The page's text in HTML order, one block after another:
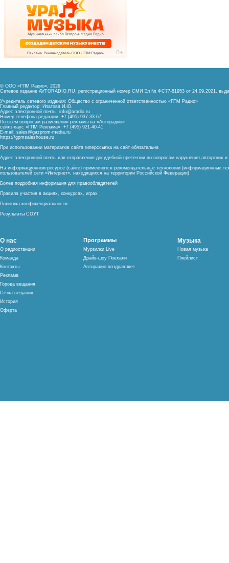
© ООО «ГПМ Радио», 2026
Сетевое издание AVTORADIO.RU, регистрационный номер СМИ Эл № ФС77-81953 от 24.09.2021,
Учредитель сетевого издания: Общество с ограниченной ответственностью «ГПМ Радио»
Главный редактор: Ипатова И.Ю.
Адрес электронной почты: info@aradio.ru
Номер телефона редакции: +7 (495) 937-33-67
По всем вопросам размещения рекламы на «Авторадио»
сейлз-хаус «ГПМ Реклама»: +7 (495) 921-40-41
E-mail: sales@gazprom-media.ru
https://gpmsaleshouse.ru
При использовании материалов сайта гиперссылка на сайт обязательна
Адрес электронной почты для отправления досудебной претензии по вопросам нарушения авторских
На информационном ресурсе (сайте) применяются рекомендательные технологии (информационные
пользователей сети «Интернет», находящихся на территории Российской Федерации)
Более подробная информация для правообладателей
Правила участия в акциях, конкурсах, играх
Политика конфиденциальности
Результаты СОУТ
О нас
О радиостанции
Команда
Контакты
Реклама
Города вещания
Сетка вещания
История
Оферта
Программы
Мурзилки Live
Драйв-шоу Поехали
Авторадио поздравляет
Музыка
Новая музыка
Плейлист